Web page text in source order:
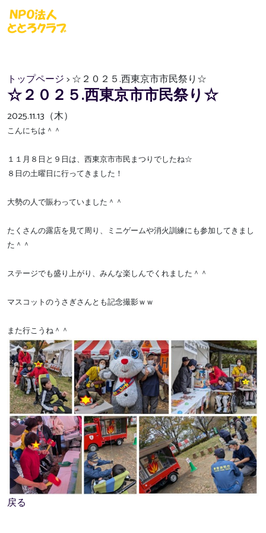
トップページ> ☆２０２５.西東京市市民祭り☆
☆２０２５.西東京市市民祭り☆
2025.11.13（木）
こんにちは＾＾
１１月８日と９日は、西東京市市民まつりでしたね☆
８日の土曜日に行ってきました！
大勢の人で賑わっていました＾＾
たくさんの露店を見て周り、ミニゲームや消火訓練にも参加してきまし
た＾＾
ステージでも盛り上がり、みんな楽しんでくれました＾＾
マスコットのうさぎさんとも記念撮影ｗｗ
また行こうね＾＾
戻る